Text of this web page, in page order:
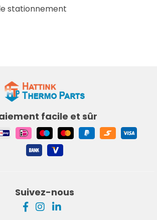
stationnement
facile et sûr
Suivez-nous